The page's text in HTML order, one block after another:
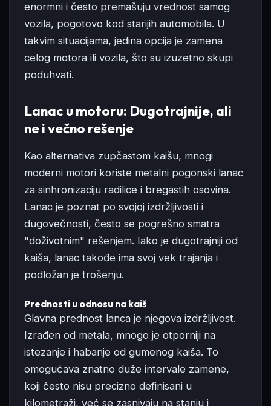
enormni i često premašuju vrednost samog
vozila, pogotovo kod starijih automobila. U
takvim situacijama, jedina opcija je zamena
celog motora ili vozila, što su izuzetno skupi
poduhvati.
Lanac u motoru: Dugotrajnije, ali
ne i večno rešenje
Kao alternativa zupčastom kaišu, mnogi
moderni motori koriste metalni pogonski lanac
za sinhronizaciju radilice i bregastih osovina.
Lanac je poznat po svojoj izdržljivosti i
dugovečnosti, često se pogrešno smatra
"doživotnim" rešenjem. Iako je dugotrajniji od
kaiša, lanac takođe ima svoj vek trajanja i
podložan je trošenju.
Prednosti u odnosu na kaiš
Glavna prednost lanca je njegova izdržljivost.
Izrađen od metala, mnogo je otporniji na
istezanje i habanje od gumenog kaiša. To
omogućava znatno duže intervale zamene,
koji često nisu precizno definisani u
kilometraži, već se zasnivaju na stanju i